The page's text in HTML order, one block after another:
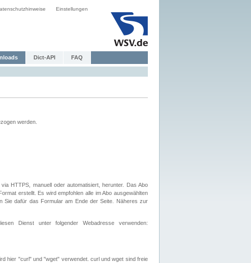
Einstellungen
Dict-API FAQ
werden.
HTTPS, manuell oder automatisiert, herunter. Das Abo
erstellt. Es wird empfohlen alle im Abo ausgewählten
Sie dafür das Formular am Ende der Seite. Näheres zur
Dienst unter folgender Webadresse verwenden:
hier "curl" und "wget" verwendet. curl und wget sind freie